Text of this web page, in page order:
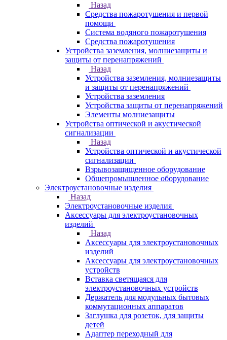
Назад
Средства пожаротушения и первой
помощи
Система водяного пожаротушения
Средства пожаротушения
Устройства заземления, молниезащиты и
защиты от перенапряжений
Назад
Устройства заземления, молниезащиты
и защиты от перенапряжений
Устройства заземления
Устройства защиты от перенапряжений
Элементы молниезащиты
Устройства оптической и акустической
сигнализации
Назад
Устройства оптической и акустической
сигнализации
Взрывозащищенное оборудование
Общепромышленное оборудование
Электроустановочные изделия
Назад
Электроустановочные изделия
Аксессуары для электроустановочных
изделий
Назад
Аксессуары для электроустановочных
изделий
Аксессуары для электроустановочных
устройств
Вставка светящаяся для
электроустановочных устройств
Держатель для модульных бытовых
коммутационных аппаратов
Заглушка для розеток, для защиты
детей
Адаптер переходный для